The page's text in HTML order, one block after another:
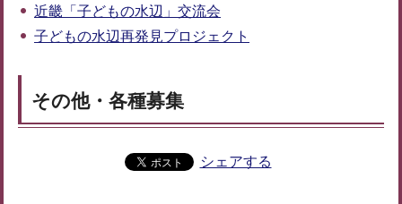
近畿「子どもの水辺」交流会
子どもの水辺再発見プロジェクト
その他・各種募集
シェアする